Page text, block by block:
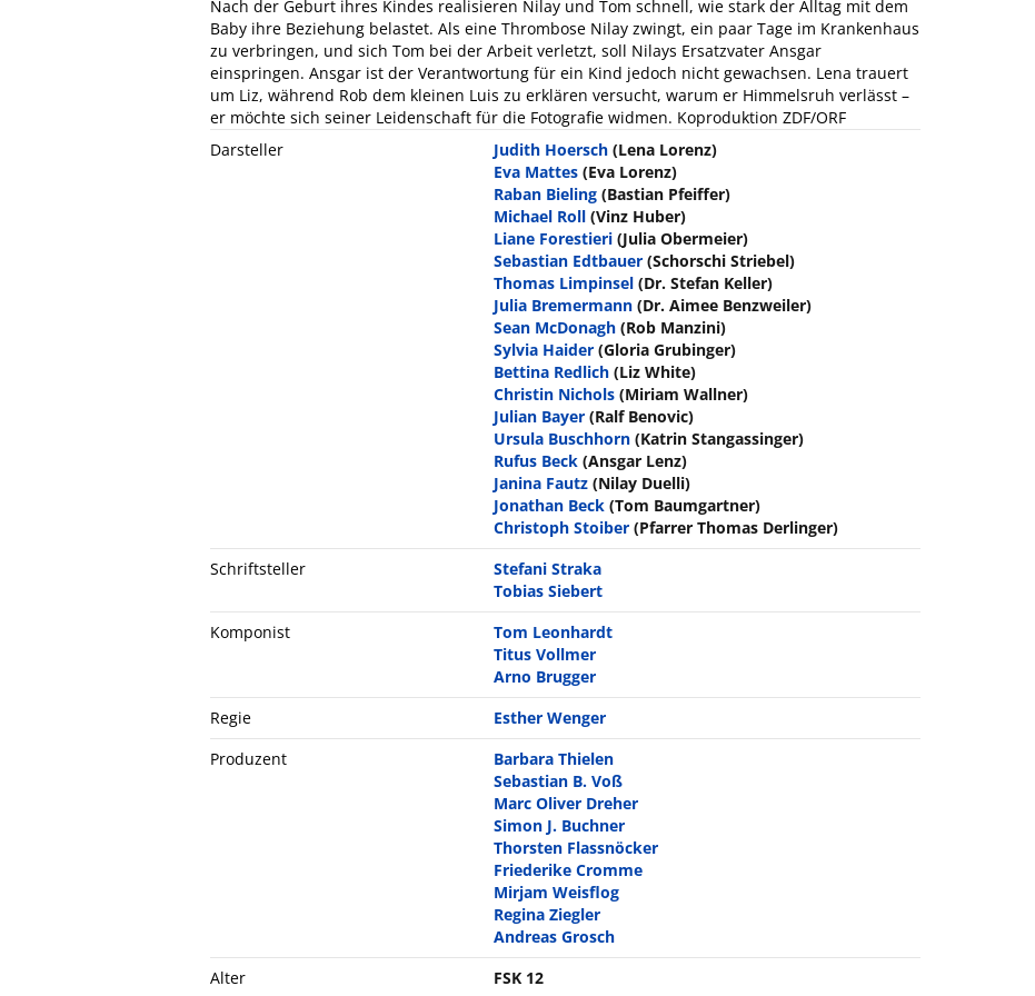
Nach der Geburt ihres Kindes realisieren Nilay und Tom schnell, wie stark der Alltag mit dem
Baby ihre Beziehung belastet. Als eine Thrombose Nilay zwingt, ein paar Tage im Krankenhaus
zu verbringen, und sich Tom bei der Arbeit verletzt, soll Nilays Ersatzvater Ansgar
einspringen. Ansgar ist der Verantwortung für ein Kind jedoch nicht gewachsen. Lena trauert
um Liz, während Rob dem kleinen Luis zu erklären versucht, warum er Himmelsruh verlässt –
er möchte sich seiner Leidenschaft für die Fotografie widmen. Koproduktion ZDF/ORF
Darsteller
Judith Hoersch (Lena Lorenz)
Eva Mattes (Eva Lorenz)
Raban Bieling (Bastian Pfeiffer)
Michael Roll (Vinz Huber)
Liane Forestieri (Julia Obermeier)
Sebastian Edtbauer (Schorschi Striebel)
Thomas Limpinsel (Dr. Stefan Keller)
Julia Bremermann (Dr. Aimee Benzweiler)
Sean McDonagh (Rob Manzini)
Sylvia Haider (Gloria Grubinger)
Bettina Redlich (Liz White)
Christin Nichols (Miriam Wallner)
Julian Bayer (Ralf Benovic)
Ursula Buschhorn (Katrin Stangassinger)
Rufus Beck (Ansgar Lenz)
Janina Fautz (Nilay Duelli)
Jonathan Beck (Tom Baumgartner)
Christoph Stoiber (Pfarrer Thomas Derlinger)
Schriftsteller
Stefani Straka
Tobias Siebert
Komponist
Tom Leonhardt
Titus Vollmer
Arno Brugger
Regie
Esther Wenger
Produzent
Barbara Thielen
Sebastian B. Voß
Marc Oliver Dreher
Simon J. Buchner
Thorsten Flassnöcker
Friederike Cromme
Mirjam Weisflog
Regina Ziegler
Andreas Grosch
Alter
FSK 12